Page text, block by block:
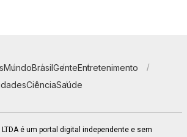
MundoBrasilGenteEntretenimento
CiênciaSaúde
LTDA é um portal digital independente e sem